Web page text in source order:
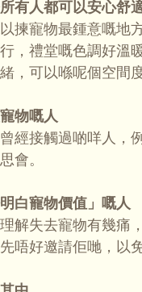
有人都可以安心舒
揀寵物最鍾意嘅地
，禮堂嘅色調好溫
，可以喺呢個空間
物嘅人
經接觸過啲咩人，
會。
白寵物價值」嘅人
解失去寵物有幾痛
唔好邀請佢哋，以